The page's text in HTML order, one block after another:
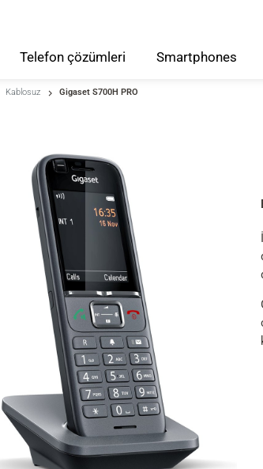
Telefon çözümleri Smartphones
Kablosuz Gigaset S700H PRO